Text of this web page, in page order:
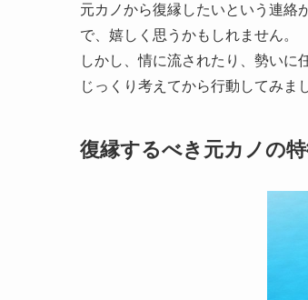
元カノから復縁したいという連絡
で、嬉しく思うかもしれません。
しかし、情に流されたり、勢いに
じっくり考えてから行動してみま
復縁するべき元カノの